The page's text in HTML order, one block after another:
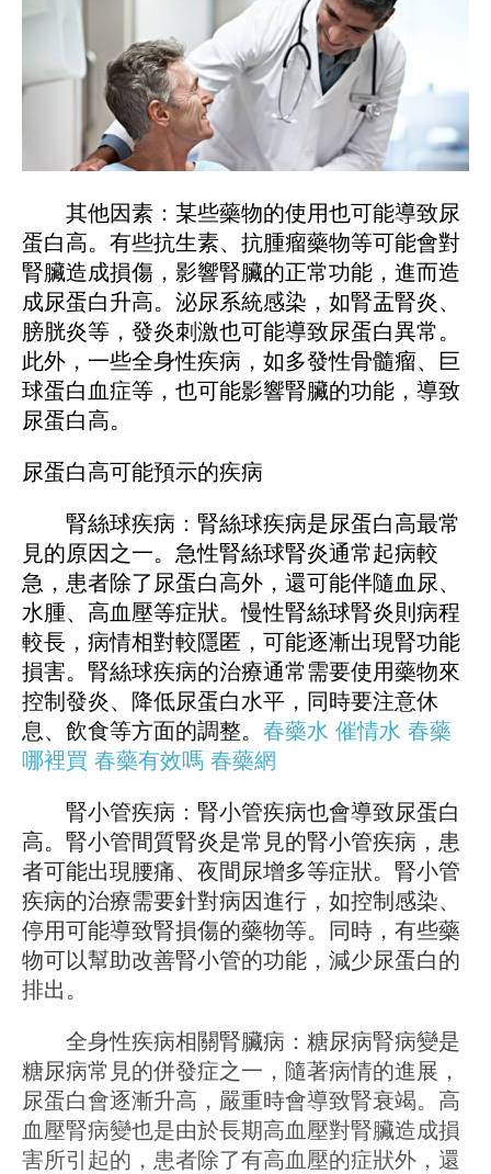
其他因素：某些藥物的使用也可能導致尿
蛋白高。有些抗生素、抗腫瘤藥物等可能會對
腎臟造成損傷，影響腎臟的正常功能，進而造
成尿蛋白升高。泌尿系統感染，如腎盂腎炎、
膀胱炎等，發炎刺激也可能導致尿蛋白異常。
此外，一些全身性疾病，如多發性骨髓瘤、巨
球蛋白血症等，也可能影響腎臟的功能，導致
尿蛋白高。
尿蛋白高可能預示的疾病
腎絲球疾病：腎絲球疾病是尿蛋白高最常
見的原因之一。急性腎絲球腎炎通常起病較
急，患者除了尿蛋白高外，還可能伴隨血尿、
水腫、高血壓等症狀。慢性腎絲球腎炎則病程
較長，病情相對較隱匿，可能逐漸出現腎功能
損害。腎絲球疾病的治療通常需要使用藥物來
控制發炎、降低尿蛋白水平，同時要注意休
息、飲食等方面的調整。 春藥水 催情水 春藥
哪裡買 春藥有效嗎 春藥網
腎小管疾病：腎小管疾病也會導致尿蛋白
高。腎小管間質腎炎是常見的腎小管疾病，患
者可能出現腰痛、夜間尿增多等症狀。腎小管
疾病的治療需要針對病因進行，如控制感染、
停用可能導致腎損傷的藥物等。同時，有些藥
物可以幫助改善腎小管的功能，減少尿蛋白的
排出。
全身性疾病相關腎臟病：糖尿病腎病變是
糖尿病常見的併發症之一，隨著病情的進展，
尿蛋白會逐漸升高，嚴重時會導致腎衰竭。高
血壓腎病變也是由於長期高血壓對腎臟造成損
害所引起的，患者除了有高血壓的症狀外，還